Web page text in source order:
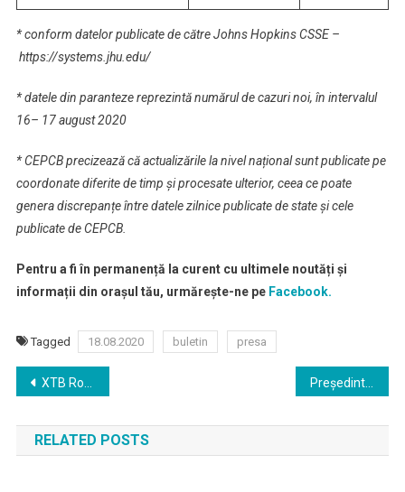
* conform datelor publicate de către Johns Hopkins CSSE –
https://systems.jhu.edu/
* datele din paranteze reprezintă numărul de cazuri noi, în intervalul
16– 17 august 2020
* CEPCB precizează că actualizările la nivel național sunt publicate pe
coordonate diferite de timp și procesate ulterior, ceea ce poate
genera discrepanțe între datele zilnice publicate de state și cele
publicate de CEPCB.
Pentru a fi în permanență la curent cu ultimele noutăți și
informații din orașul tău, urmărește-ne peFacebook.
Tagged 18.08.2020 buletin presa
Navigare
în
articole
XTB România: Călătoria investitorilor la bursă a fost anul acesta de o viteză și o volatilitate demne de manualele de istorie
RELATED POSTS